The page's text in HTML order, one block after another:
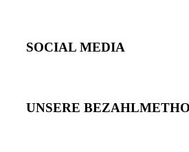
SOCIAL MEDIA
UNSERE